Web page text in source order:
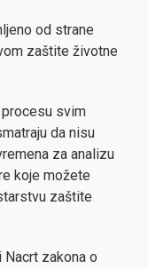
od strane
zaštite životne
svim
da nisu
za analizu
koje možete
zaštite
Nacrt zakona o